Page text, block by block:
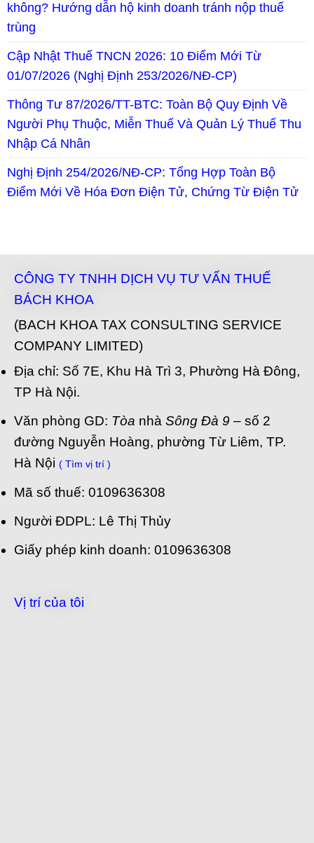
không? Hướng dẫn hộ kinh doanh tránh nộp thuế
trùng
Cập Nhật Thuế TNCN 2026: 10 Điểm Mới Từ
01/07/2026 (Nghị Định 253/2026/NĐ-CP)
Thông Tư 87/2026/TT-BTC: Toàn Bộ Quy Định Về
Người Phụ Thuộc, Miễn Thuế Và Quản Lý Thuế Thu
Nhập Cá Nhân
Nghị Định 254/2026/NĐ-CP: Tổng Hợp Toàn Bộ
Điểm Mới Về Hóa Đơn Điện Tử, Chứng Từ Điện Tử
CÔNG TY TNHH DỊCH VỤ TƯ VẤN THUẾ
BÁCH KHOA
(BACH KHOA TAX CONSULTING SERVICE
COMPANY LIMITED)
Địa chỉ: Số 7E, Khu Hà Trì 3, Phường Hà Đông,
TP Hà Nội.
Văn phòng GD: Tòa nhà Sông Đà 9 – số 2
đường Nguyễn Hoàng, phường Từ Liêm, TP.
Hà Nội ( Tìm vị trí )
Mã số thuế: 0109636308
Người ĐDPL: Lê Thị Thủy
Giấy phép kinh doanh: 0109636308
Vị trí của tôi